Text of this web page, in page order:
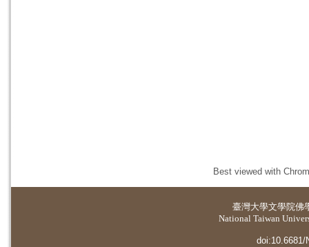
Best viewed with
臺灣大學文學院佛
National Taiwan
doi:10.6681/